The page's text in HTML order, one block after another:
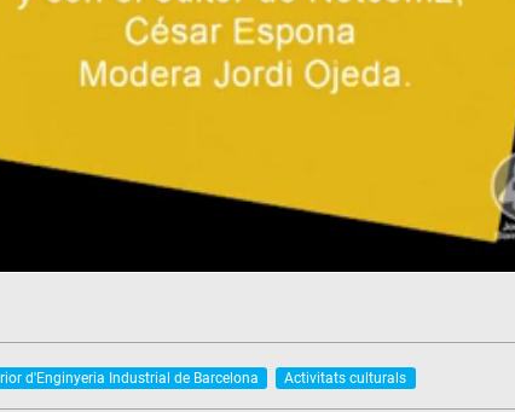
d'Enginyeria Industrial de Barcelona Activitats culturals